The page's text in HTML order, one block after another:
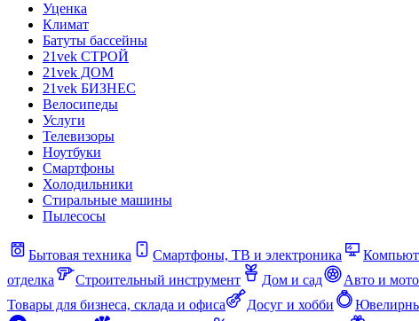
Уценка
Климат
Батуты бассейны
21vek СТРОЙ
21vek ДОМ
21vek БИЗНЕС
Велосипеды
Услуги
Телевизоры
Ноутбуки
Смартфоны
Холодильники
Стиральные машины
Пылесосы
Бытовая техника Смартфоны, ТВ и электроника
отделка
Строительный инструмент Дом и сад Авто и мото
Товары для бизнеса, склада и офиса
Досуг и хобби